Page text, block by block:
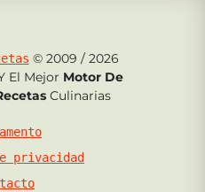
© 2009 / 2026
El Mejor Motor De
Culinarias
privacidad